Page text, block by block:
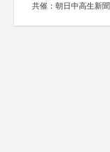
共催：朝日中高生新聞